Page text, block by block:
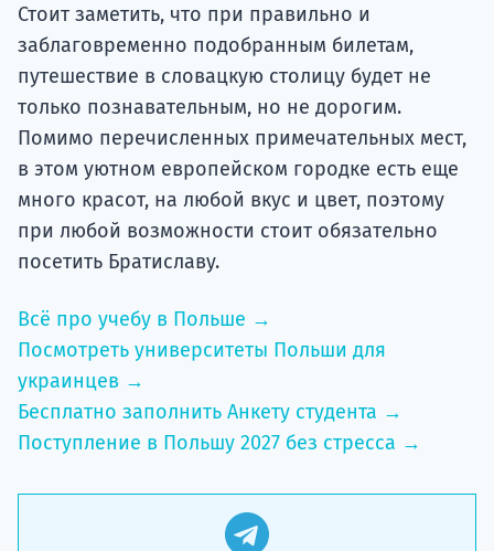
Стоит заметить, что при правильно и
заблаговременно подобранным билетам,
путешествие в словацкую столицу будет не
только познавательным, но не дорогим.
Помимо перечисленных примечательных мест,
в этом уютном европейском городке есть еще
много красот, на любой вкус и цвет, поэтому
при любой возможности стоит обязательно
посетить Братиславу.
Всё про учебу в Польше →
Посмотреть университеты Польши для
украинцев →
Бесплатно заполнить Анкету студента →
Поступление в Польшу 2027 без стресса →